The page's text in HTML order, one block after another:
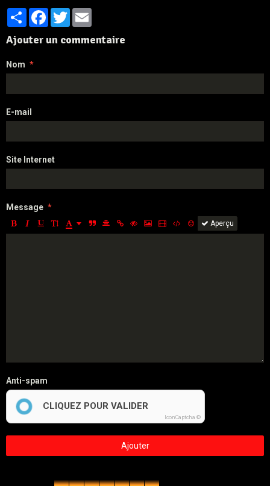
PartagerFacebook
Twitter
Ajouter un commentaire
Nom
E-mail
Site Internet
Message
Aperçu
Anti-spam
CLIQUEZ POUR VALIDER
IconCaptcha ©
Ajouter